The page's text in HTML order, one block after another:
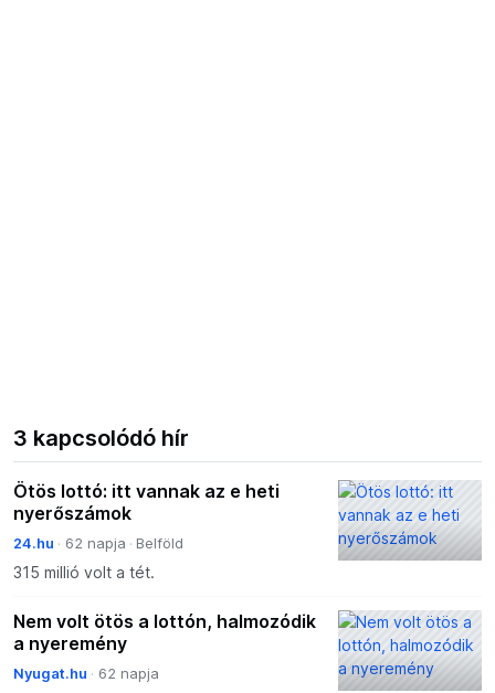
3 kapcsolódó hír
Ötös lottó: itt vannak az e heti
nyerőszámok
24.hu 62 napja Belföld
315 millió volt a tét.
Nem volt ötös a lottón, halmozódik
a nyeremény
Nyugat.hu 62 napja